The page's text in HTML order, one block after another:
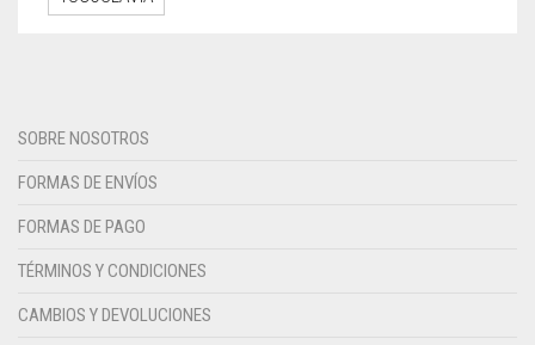
SOBRE NOSOTROS
FORMAS DE ENVÍOS
FORMAS DE PAGO
TÉRMINOS Y CONDICIONES
CAMBIOS Y DEVOLUCIONES